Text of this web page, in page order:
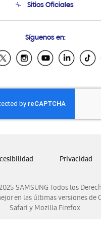
Soporte vía eMail
Sitios Oficiales
Samsung Ecuador
Samsung El Salvador
Samsung Honduras
Samsung Nicaragua
Samsung Panamá
Samsung Venezuela
Síguenos en:
SAMSUNG Todos los
en las últimas versiones de
Safari y Mozilla Firefox.
Privacidad